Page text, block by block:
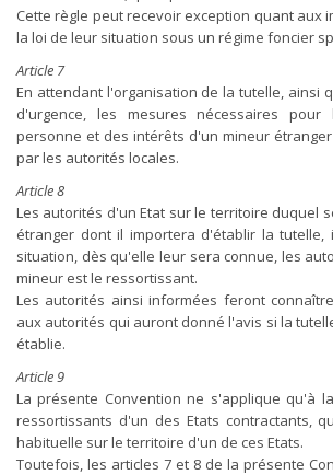
Cette règle peut recevoir exception quant aux
la loi de leur situation sous un régime foncier
Article 7
En attendant l'organisation de la tutelle, ainsi
d'urgence, les mesures nécessaires
personne et des intérêts d'un mineur
par les autorités locales.
Article 8
Les autorités d'un Etat sur le territoire duquel
étranger dont il importera d'établir la tutelle,
situation, dès qu'elle leur sera connue, les
mineur est le ressortissant.
Les autorités ainsi informées feront
aux autorités qui auront donné l'avis si la
établie.
Article 9
La présente Convention ne s'applique qu'à
ressortissants d'un des Etats contractants,
habituelle sur le territoire d'un de ces Etats.
Toutefois, les articles 7 et 8 de la présente